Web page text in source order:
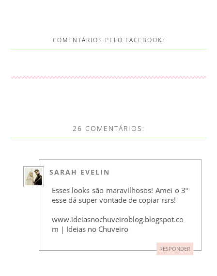
COMENTÁRIOS PELO FACEBOOK:
26 COMENTÁRIOS:
SARAH EVELIN
Esses looks são maravilhosos! Amei o 3º
esse dá super vontade de copiar rsrs!
www.ideiasnochuveiroblog.blogspot.co
m | Ideias no Chuveiro
RESPONDER